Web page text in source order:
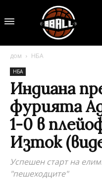
дом НБА
НБА
Индиана
фурията
1-0 в
Изток
Успешен старт на
"пешеходците"